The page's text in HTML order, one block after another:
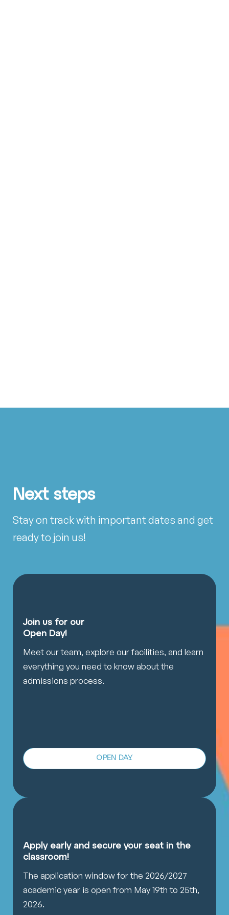
Next steps
Stay on track with important dates and get
ready to join us!
Join us for our
Open Day!
Meet our team, explore our facilities, and learn
everything you need to know about the
admissions process.
OPEN DAY
Apply early and secure your seat in the
classroom!
The application window for the 2026/2027
academic year is open from May 19th to 25th,
2026.